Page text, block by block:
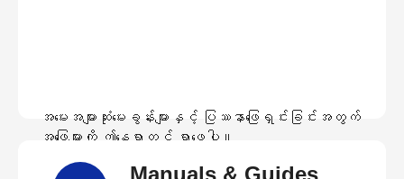
အမေးအများဆုံးမေးခွန်းများနှင့် ပြဿနာဖြေရှင်းခြင်းအတွက်
အဖြေများကို ဤနေရာတွင် ရှာဖွေပါ။
Manuals & Guides